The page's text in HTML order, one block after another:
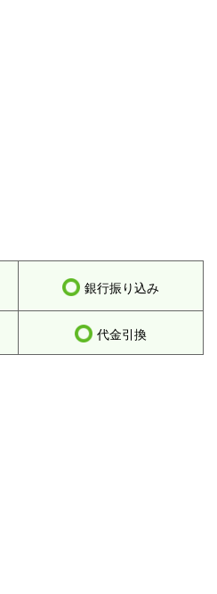
銀行振り込み
代金引換